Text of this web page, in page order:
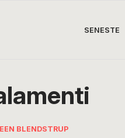
SENESTE
BLENDSTRUP